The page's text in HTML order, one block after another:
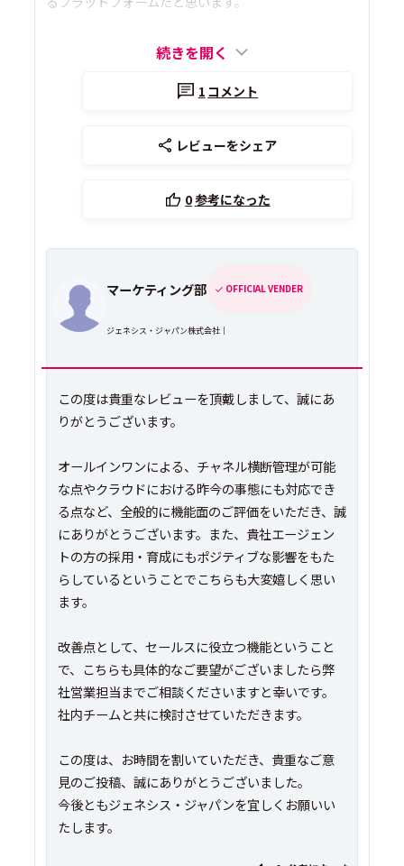
続きを開く
1 コメント
レビューをシェア
0参考になった
マーケティング部 OFFICIAL VENDER
ジェネシス・ジャパン株式会社｜
この度は貴重なレビューを頂戴しまして、誠にあ
りがとうございます。
オールインワンによる、チャネル横断管理が可能
な点やクラウドにおける昨今の事態にも対応でき
る点など、全般的に機能面のご評価をいただき、誠
にありがとうございます。また、貴社エージェン
トの方の採用・育成にもポジティブな影響をもた
らしているということでこちらも大変嬉しく思い
ます。
改善点として、セールスに役立つ機能ということ
で、こちらも具体的なご要望がございましたら弊
社営業担当までご相談くださいますと幸いです。
社内チームと共に検討させていただきます。
この度は、お時間を割いていただき、貴重なご意
見のご投稿、誠にありがとうございました。
今後ともジェネシス・ジャパンを宜しくお願いい